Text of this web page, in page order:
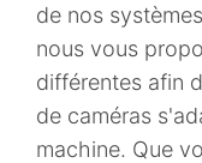
de nos
nous vous
différentes afin
de caméras
machine. Que